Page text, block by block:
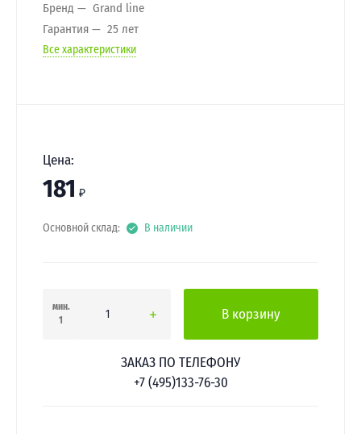
Бренд
Grand line
Гарантия
25 лет
Все характеристики
Цена:
181 ₽
Основной склад: В наличии
мин.
1
В корзину
ЗАКАЗ ПО ТЕЛЕФОНУ
+7 (495)133-76-30